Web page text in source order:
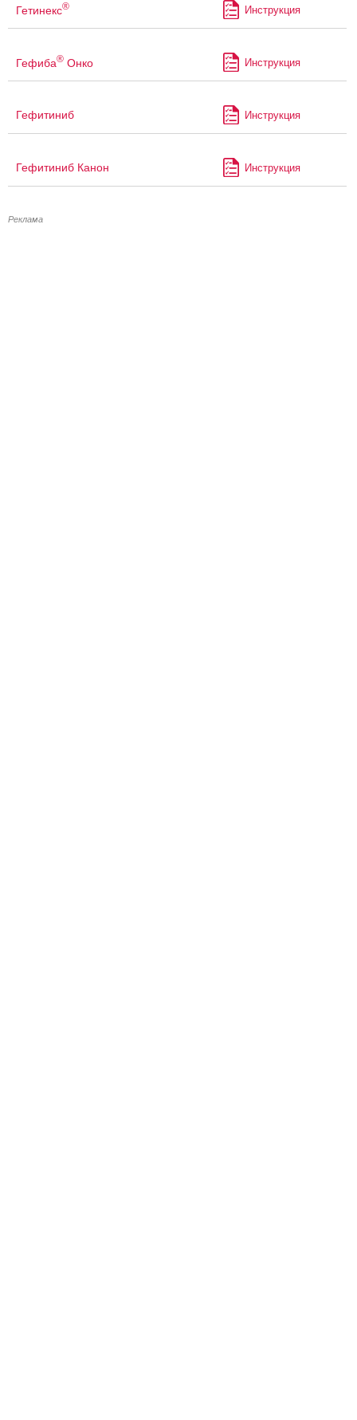
Гетинекс® Инструкция
Гефиба® Онко Инструкция
Гефитиниб Инструкция
Гефитиниб Канон Инструкция
Реклама